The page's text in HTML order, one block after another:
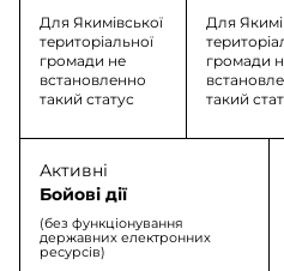
Для Якимівської
територіальної
громади не
встановленно
такий статус
Для
громади
такий
Активні
Бойові дії
(без функціонування
державних електронних
ресурсів)